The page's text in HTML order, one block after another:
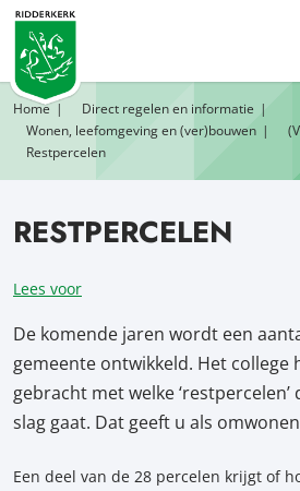
Home
Direct regelen en informatie
Wonen, leefomgeving en (ver)bouwen
Restpercelen
RESTPERCELEN
Lees voor
De komende jaren wordt een
gemeente ontwikkeld. Het college
gebracht met welke
slag gaat. Dat geeft u als
Een deel van de 28 percelen krijgt of